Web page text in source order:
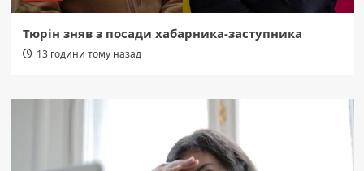
Тюрін зняв з посади хабарника-заступника
13 години тому назад